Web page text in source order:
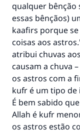
qualquer bênção
essas bênçãos)
kaafirs porque
coisas aos
atribui chuvas
causam a chuva
os astros com a
kufr é um tipo de
É bem sabido
Allah é kufr
os astros estão